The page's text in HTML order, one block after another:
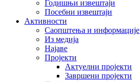
Годишњи извештаји
Посебни извештаји
Активности
Саопштења и информације
Из медија
Најаве
Пројекти
Актуелни пројекти
Завршени пројекти